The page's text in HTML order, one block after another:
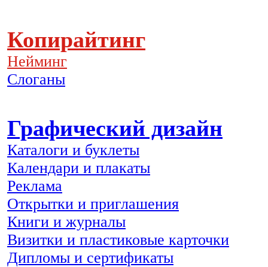
Копирайтинг
Нейминг
Слоганы
Графический дизайн
Каталоги и буклеты
Календари и плакаты
Реклама
Открытки и приглашения
Книги и журналы
Визитки и пластиковые карточки
Дипломы и сертификаты